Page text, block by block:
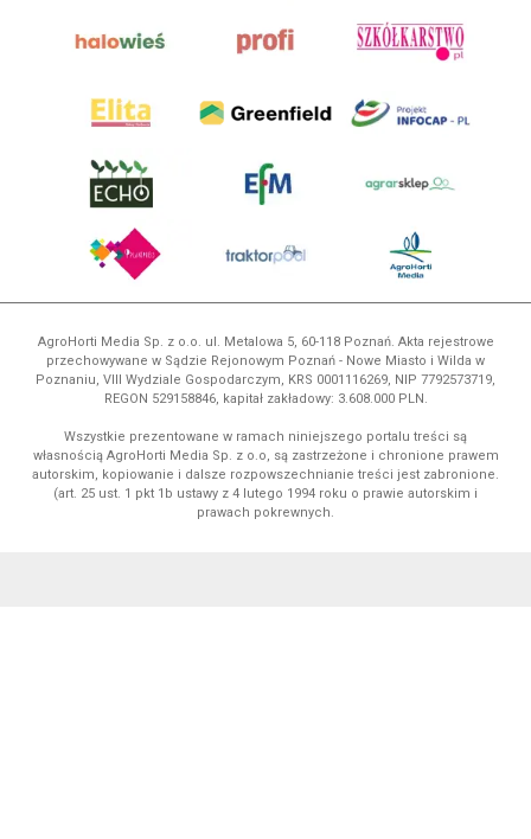
AgroHorti Media Sp. z o.o. ul. Metalowa 5, 60-118 Poznań. Akta rejestrowe
przechowywane w Sądzie Rejonowym Poznań - Nowe Miasto i Wilda w
Poznaniu, VIII Wydziale Gospodarczym, KRS 0001116269, NIP 7792573719,
REGON 529158846, kapitał zakładowy: 3.608.000 PLN.
Wszystkie prezentowane w ramach niniejszego portalu treści są
własnością AgroHorti Media Sp. z o.o, są zastrzeżone i chronione prawem
autorskim, kopiowanie i dalsze rozpowszechnianie treści jest zabronione.
(art. 25 ust. 1 pkt 1b ustawy z 4 lutego 1994 roku o prawie autorskim i
prawach pokrewnych.